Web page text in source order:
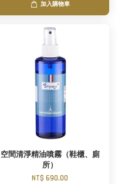
加入購物車
空間清淨精油噴霧（鞋櫃、廁
所）
NT$ 690.00